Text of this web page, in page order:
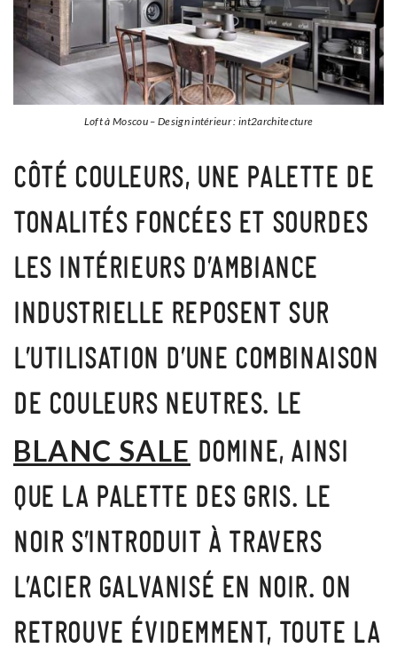
Loft à Moscou – Design intérieur : int2architecture
CÔTÉ COULEURS, UNE PALETTE DE
TONALITÉS FONCÉES ET SOURDES
LES INTÉRIEURS D’AMBIANCE
INDUSTRIELLE REPOSENT SUR
L’UTILISATION D’UNE COMBINAISON
DE COULEURS NEUTRES. LE
BLANC SALE DOMINE, AINSI
QUE LA PALETTE DES GRIS. LE
NOIR S’INTRODUIT À TRAVERS
L’ACIER GALVANISÉ EN NOIR. ON
RETROUVE ÉVIDEMMENT, TOUTE LA